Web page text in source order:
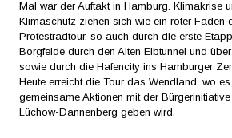
Mal war der Auftakt in Hamburg. Klimakrise
Klimaschutz ziehen sich wie ein roter Faden
Protestradtour, so auch durch die erste
Borgfelde durch den Alten Elbtunnel und
sowie durch die Hafencity ins Hamburger
Heute erreicht die Tour das Wendland, wo
gemeinsame Aktionen mit der
Lüchow-Dannenberg geben wird.